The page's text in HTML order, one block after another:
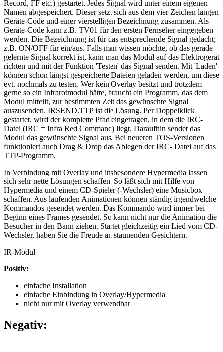
Record, FF etc.) gestartet. Jedes Signal wird unter einem eigenen
Namen abgespeichert. Dieser setzt sich aus dem vier Zeichen langen
Geräte-Code und einer vierstelligen Bezeichnung zusammen. Als
Geräte-Code kann z.B. TV01 für den ersten Fernseher eingegeben
werden. Die Bezeichnung ist für das entsprechende Signal gedacht;
z.B. ON/OFF für ein/aus. Falls man wissen möchte, ob das gerade
gelernte Signal korrekt ist, kann man das Modul auf das Elektrogerät
richten und mit der Funktion 'Testen' das Signal senden. Mit 'Laden'
können schon längst gespeicherte Dateien geladen werden, um diese
evt. nochmals zu testen. Wer kein Overlay besitzt und trotzdem
gerne so ein Infrarotmodul hätte, braucht ein Programm, das dem
Modul mitteilt, zur bestimmten Zeit das gewünschte Signal
auszusenden. IRSEND.TTP ist die Lösung. Per Doppelklick
gestartet, wird der komplette Pfad eingetragen, in dem die IRC-
Datei (IRC = Infra Red Command) liegt. Daraufhin sendet das
Modul das gewünschte Signal aus. Bei neueren TOS-Versionen
funktioniert auch Drag & Drop das Ablegen der IRC- Datei auf das
TTP-Programm.
In Verbindung mit Overlay und insbesondere Hypermedia lassen
sich sehr nette Lösungen schaffen. So läßt sich mit Hilfe von
Hypermedia und einem CD-Spieler (-Wechsler) eine Musicbox
schaffen. Aus laufenden Animationen können ständig irgendwelche
Kommandos gesendet werden. Das Kommando wird immer bei
Beginn eines Frames gesendet. So kann nicht nur die Animation die
Besucher in den Bann ziehen. Startet gleichzeitig ein Lied vom CD-
Wechsler, haben Sie die Freude an staunenden Gesichtern.
IR-Modul
Positiv:
einfache Installation
einfache Einbindung in Overlay/Hypermedia
nicht nur mit Overlay verwendbar
Negativ: